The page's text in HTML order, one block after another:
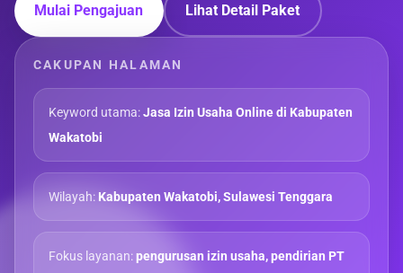
Mulai Pengajuan Lihat Detail Paket
CAKUPAN HALAMAN
Keyword utama:Jasa Izin Usaha Online di Kabupaten
Wakatobi
Wilayah:Kabupaten Wakatobi, Sulawesi Tenggara
Fokus layanan:pengurusan izin usaha, pendirian PT